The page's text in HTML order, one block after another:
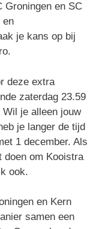
Groningen en SC
en
je kans op bij
deze extra
zaterdag 23.59
Wil je alleen jouw
je langer de tijd
1 december. Als
doen om Kooistra
ook.
en Kern
samen een